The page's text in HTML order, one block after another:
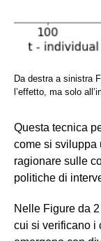
Da destra a sinistra
l’effetto, ma solo
Questa tecnica
come si sviluppa
ragionare sulle
politiche di
Nelle Figure da
cui si verificano i